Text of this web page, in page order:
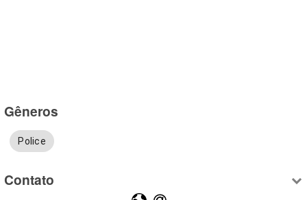
Gêneros
Police
Contato